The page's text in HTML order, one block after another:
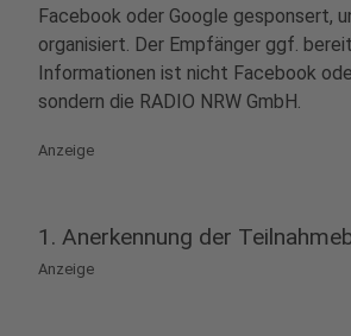
Facebook oder Google gesponsert,
organisiert. Der Empfänger ggf.
Informationen ist nicht Facebook
sondern die RADIO NRW GmbH.
Anzeige
1. Anerkennung der
Anzeige